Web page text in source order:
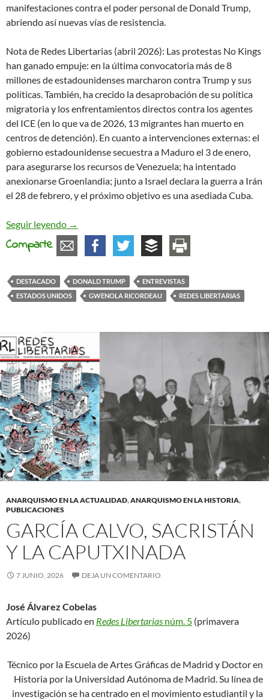
manifestaciones contra el poder personal de Donald Trump,
abriendo así nuevas vías de resistencia.
Nota de Redes Libertarias (abril 2026): Las protestas No Kings
han ganado empuje: en la última convocatoria más de 8
millones de estadounidenses marcharon contra Trump y sus
políticas. También, ha crecido la desaprobación de su política
migratoria y los enfrentamientos directos contra los agentes
del ICE (en lo que va de 2026, 13 migrantes han muerto en
centros de detención). En cuanto a intervenciones externas: el
gobierno estadounidense secuestra a Maduro el 3 de enero,
para asegurarse los recursos de Venezuela; ha intentado
anexionarse Groenlandia; junto a Israel declara la guerra a Irán
el 28 de febrero, y el próximo objetivo es una asediada Cuba.
Seguir leyendo Entrevista a Gwenola Ricordeau: ¿Un cambio
→
Comparte
DESTACADO DONALD TRUMP
ENTREVISTAS
ESTADOS UNIDOS
GWENOLA RICORDEAU REDES LIBERTARIAS
ANARQUISMO EN LA ACTUALIDAD,ANARQUISMO EN LA HISTORIA,
PUBLICACIONES
GARCÍA CALVO, SACRISTÁN
Y LA CAPUTXINADA
7 JUNIO, 2026 DEJA UN COMENTARIO
José Álvarez Cobelas
Artículo publicado en Redes Libertarias núm. 5 (primavera
2026)
Técnico por la Escuela de Artes Gráficas de Madrid y Doctor en
Historia por la Universidad Autónoma de Madrid. Su línea de
investigación se ha centrado en el movimiento estudiantil y la